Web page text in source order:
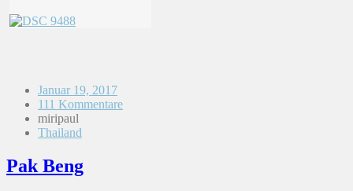
Januar 19, 2017
111 Kommentare
miripaul
Thailand
Pak Beng